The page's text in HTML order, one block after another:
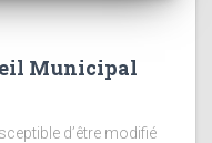
Municipal
d’être modifié